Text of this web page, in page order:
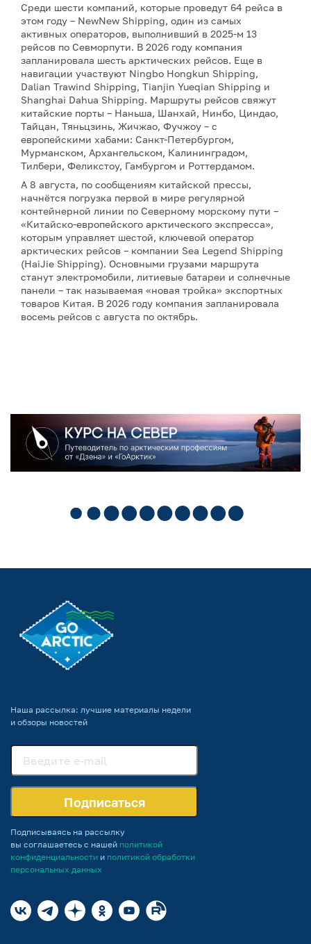
Среди шести компаний, которые проведут 64 рейса в
этом году – NewNew Shipping, один из самых
активных операторов, выполнивший в 2025-м 13
рейсов по Севморпути. В 2026 году компания
запланировала шесть арктических рейсов. Еще в
навигации участвуют Ningbo Hongkun Shipping,
Dalian Trawind Shipping, Tianjin Yueqian Shipping и
Shanghai Dahua Shipping. Маршруты рейсов свяжут
китайские порты – Наньша, Шанхай, Нинбо, Циндао,
Тайцан, Тяньцзинь, Жичжао, Фучжоу – с
европейскими хабами: Санкт-Петербургом,
Мурманском, Архангельском, Калининградом,
Тилбери, Феликстоу, Гамбургом и Роттердамом.
А 8 августа, по сообщениям китайской прессы,
начнётся погрузка первой в мире регулярной
контейнерной линии по Северному морскому пути –
«Китайско-европейского арктического экспресса»,
которым управляет шестой, ключевой оператор
арктических рейсов – компании Sea Legend Shipping
(HaiJie Shipping). Основными грузами маршрута
станут электромобили, литиевые батареи и солнечные
панели – так называемая «новая тройка» экспортных
товаров Китая. В 2026 году компания запланировала
восемь рейсов с августа по октябрь.
Наша рассылка: лучшие материалы недели
и обзоры новостей
Подписаться
Подписываясь на рассылку
вы соглашаетесь с нашей политикой
конфиденциальности и политикой обработки
персональных данных